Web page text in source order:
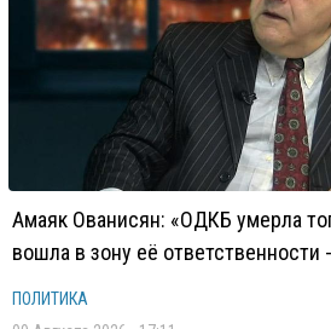
Амаяк Ованисян: «ОДКБ умерла
вошла в зону её
ПОЛИТИКА